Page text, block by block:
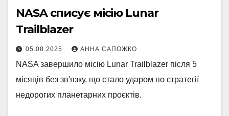
NASA списує місію Lunar
Trailblazer
05.08.2025 АННА САПОЖКО
NASA завершило місію Lunar Trailblazer після 5
місяців без зв'язку, що стало ударом по стратегії
недорогих планетарних проєктів.